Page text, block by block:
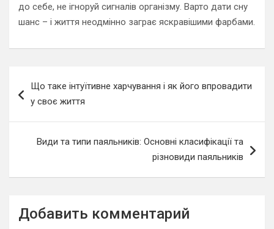
до себе, не ігноруй сигналів організму. Варто дати сну
шанс – і життя неодмінно заграє яскравішими фарбами.
по
Що таке інтуїтивне харчування і як його впровадити
у своє життя
Види та типи паяльників: Основні класифікації та
різновиди паяльників
Добавить комментарий